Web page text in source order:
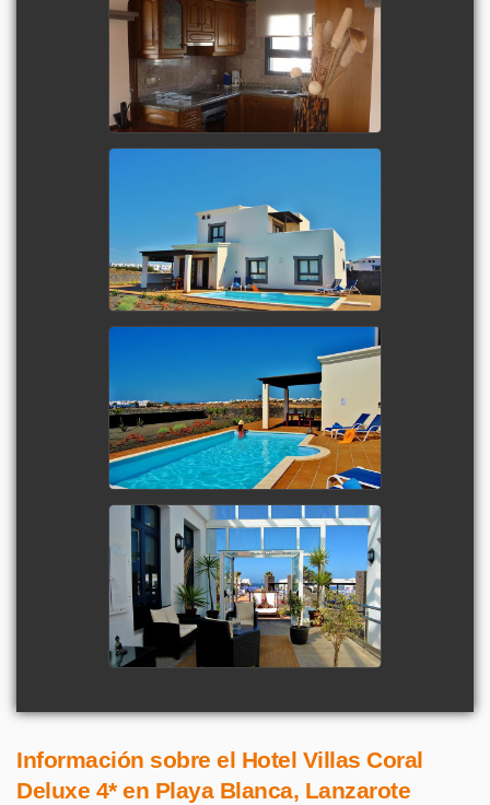
Información sobre el Hotel Villas Coral
Deluxe 4* en Playa Blanca, Lanzarote